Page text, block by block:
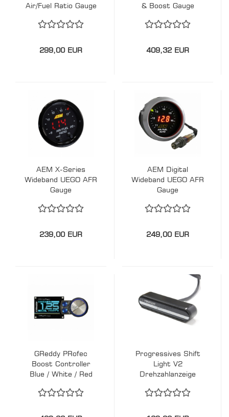
Air/Fuel Ratio Gauge
299,00 EUR
& Boost Gauge
409,32 EUR
AEM X-Series
Wideband UEGO AFR
Gauge
239,00 EUR
AEM Digital
Wideband UEGO AFR
Gauge
249,00 EUR
GReddy PRofec
Boost Controller
Blue / White / Red
Progressives Shift
Light V2
Drehzahlanzeige